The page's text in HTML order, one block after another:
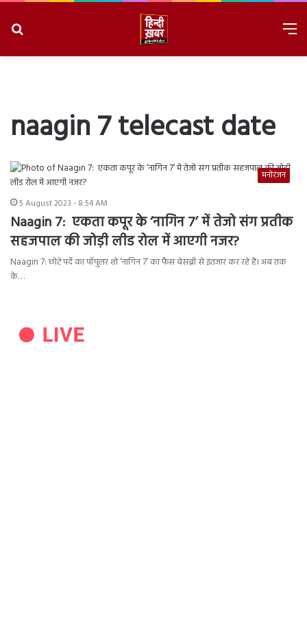
naagin 7 telecast date
मनोरंजन
5 August 2023 - 8:54 AM
Naagin 7: एकता कपूर के ‘नागिन 7’ में तेजो संग प्रतीक
सहजपाल की जोड़ी लीड रोल में आएगी नजर?
Naagin 7: छोटे पर्दे का पॉपुलर शो ‘नागिन 7’ का फैंस बेसब्री से इंतजार कर रहे हैं। अब तक
के…